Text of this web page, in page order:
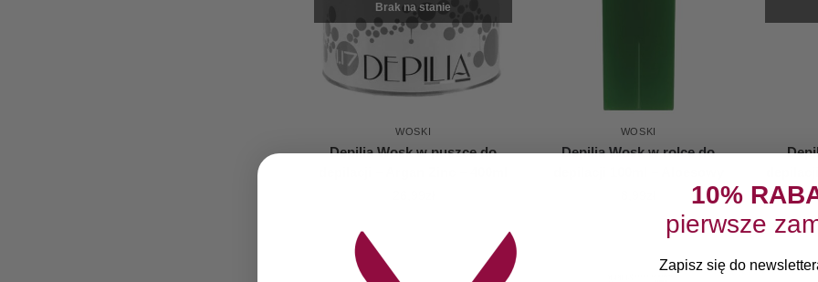
Brak na stanie
WOSKI
Depilia Wosk w puszce do
WOSKI
Depilia Wosk w rolce do
10%
pierwsze
Zapisz się do